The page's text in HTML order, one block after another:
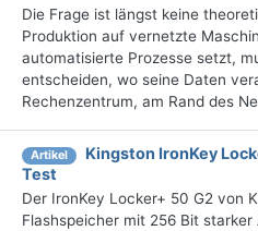
Die Frage ist längst keine
Produktion auf vernetzte
automatisierte Prozesse setzt,
entscheiden, wo seine Daten
Rechenzentrum, am Rand des
Artikel
Kingston IronKey
Test
Der IronKey Locker+ 50 G2 von
Flashspeicher mit 256 Bit starker